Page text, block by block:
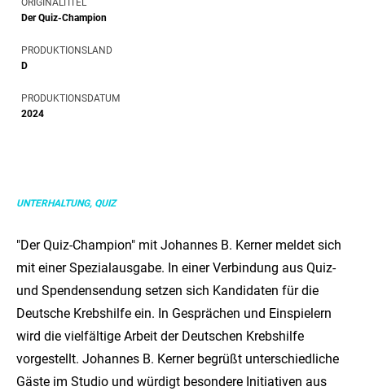
Der Quiz-Champion
PRODUKTIONSLAND
D
PRODUKTIONSDATUM
2024
UNTERHALTUNG, QUIZ
"Der Quiz-Champion" mit Johannes B. Kerner meldet sich
mit einer Spezialausgabe. In einer Verbindung aus Quiz-
und Spendensendung setzen sich Kandidaten für die
Deutsche Krebshilfe ein. In Gesprächen und Einspielern
wird die vielfältige Arbeit der Deutschen Krebshilfe
vorgestellt. Johannes B. Kerner begrüßt unterschiedliche
Gäste im Studio und würdigt besondere Initiativen aus